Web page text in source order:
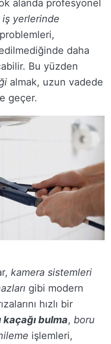
alanda profesyonel
iş yerlerinde
daha
Bu yüzden
almak, uzun vadede
geçer.
kamera sistemleri
gibi modern
hızlı bir
kaçağı bulma, boru
işlemleri,